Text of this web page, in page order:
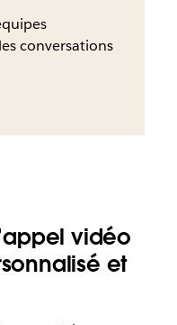
conversations
vidéo
et